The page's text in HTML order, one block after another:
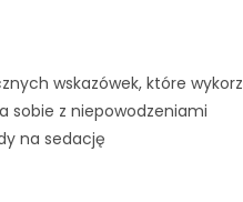
wskazówek, które
sobie z niepowodzeniami
na sedację